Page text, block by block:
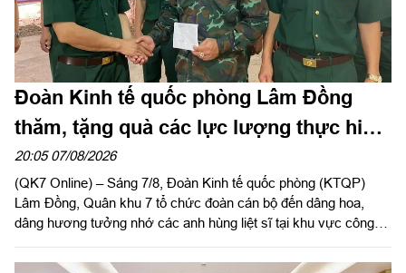
Đoàn Kinh tế quốc phòng Lâm Đồng
thăm, tặng quà các lực lượng thực hiện
nhiệm vụ tìm kiếm, quy tập hài cốt liệt sĩ
20:05 07/08/2026
(QK7 Online) – Sáng 7/8, Đoàn Kinh tế quốc phòng (KTQP)
Lâm Đồng, Quân khu 7 tổ chức đoàn cán bộ đến dâng hoa,
dâng hương tưởng nhớ các anh hùng liệt sĩ tại khu vực công
Đồng Nai do Thượng tá Đinh Nho Hùng, Đoàn trưởng Đoàn